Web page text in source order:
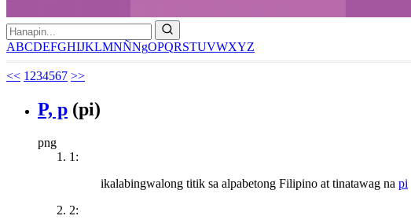
ABCDEFGHIJKLMNÑNgOPQRSTUVWXYZ
<< 1 234567 >>
P, p (pi)
png
1:
ikalabingwalong titik sa alpabetong Filipino at tinatawag na pi
2: